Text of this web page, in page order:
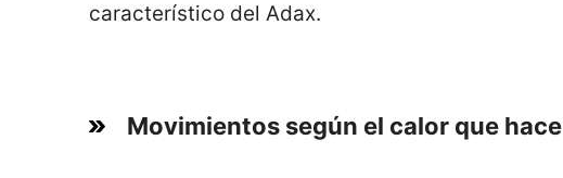
característico del Adax.
Movimientos según el calor que hace